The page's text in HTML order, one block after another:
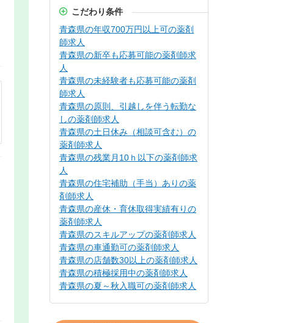
こだわり条件
青森県の年収700万円以上可の薬剤
師求人
青森県の新卒も応募可能の薬剤師求
人
青森県の未経験者も応募可能の薬剤
師求人
青森県の原則、引越しを伴う転勤な
しの薬剤師求人
青森県の土日休み（相談可含む）の
薬剤師求人
青森県の残業月10ｈ以下の薬剤師求
人
青森県の住宅補助（手当）ありの薬
剤師求人
青森県の産休・育休取得実績有りの
薬剤師求人
青森県のスキルアップの薬剤師求人
青森県の車通勤可の薬剤師求人
青森県の店舗数30以上の薬剤師求人
青森県の積極採用中の薬剤師求人
青森県の夏～秋入職可の薬剤師求人